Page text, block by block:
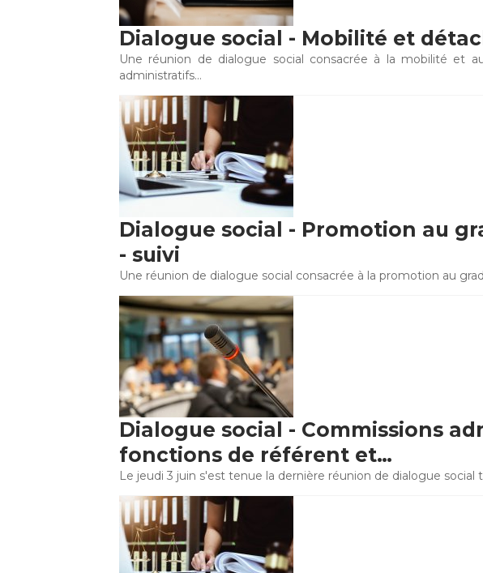
Dialogue social - Mobilité et
Une réunion de dialogue social consacrée à la mobilité et
administratifs…
Dialogue social - Promotion au
- suivi
Une réunion de dialogue social consacrée à la promotion au
Dialogue social - Commissions
fonctions de référent et…
Le jeudi 3 juin s'est tenue la dernière réunion de dialogue social